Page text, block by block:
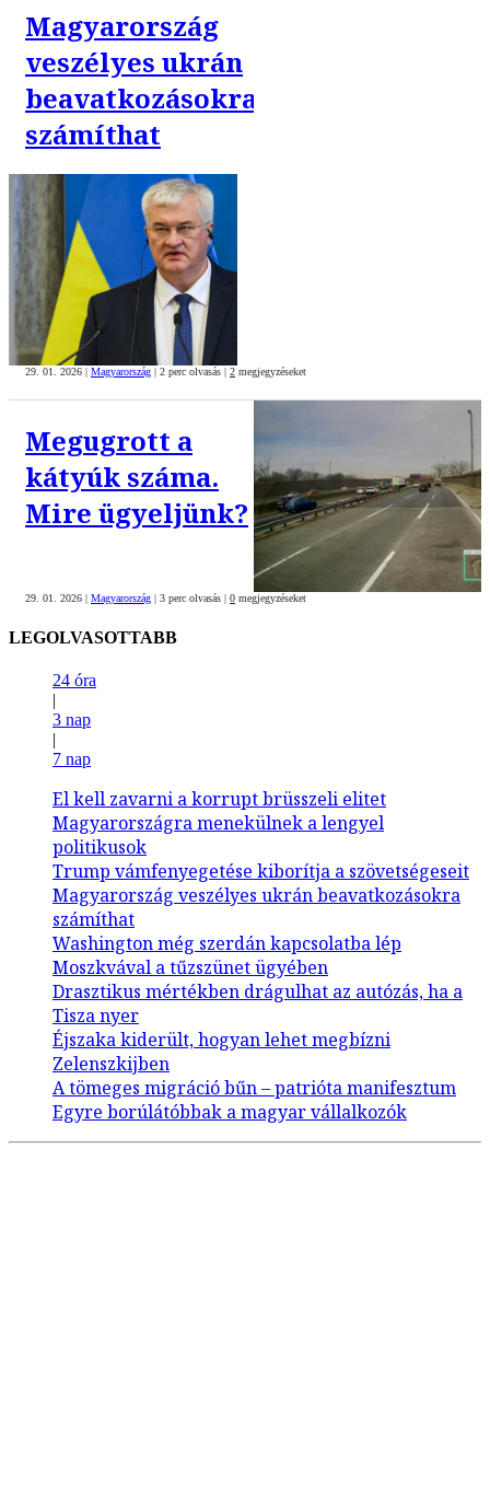
Magyarország
veszélyes ukrán
beavatkozásokra
számíthat
29. 01. 2026 | Magyarország | 2 perc olvasás | 2 megjegyzéseket
Megugrott a
kátyúk száma.
Mire ügyeljünk?
29. 01. 2026 | Magyarország | 3 perc olvasás | 0 megjegyzéseket
LEGOLVASOTTABB
24 óra
|
3 nap
|
7 nap